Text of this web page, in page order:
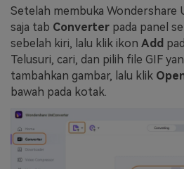
Setelah membuka Wondershare
saja tab Converter pada panel
sebelah kiri, lalu klik ikon Add
Telusuri, cari, dan pilih file GIF
tambahkan gambar, lalu klik
bawah pada kotak.